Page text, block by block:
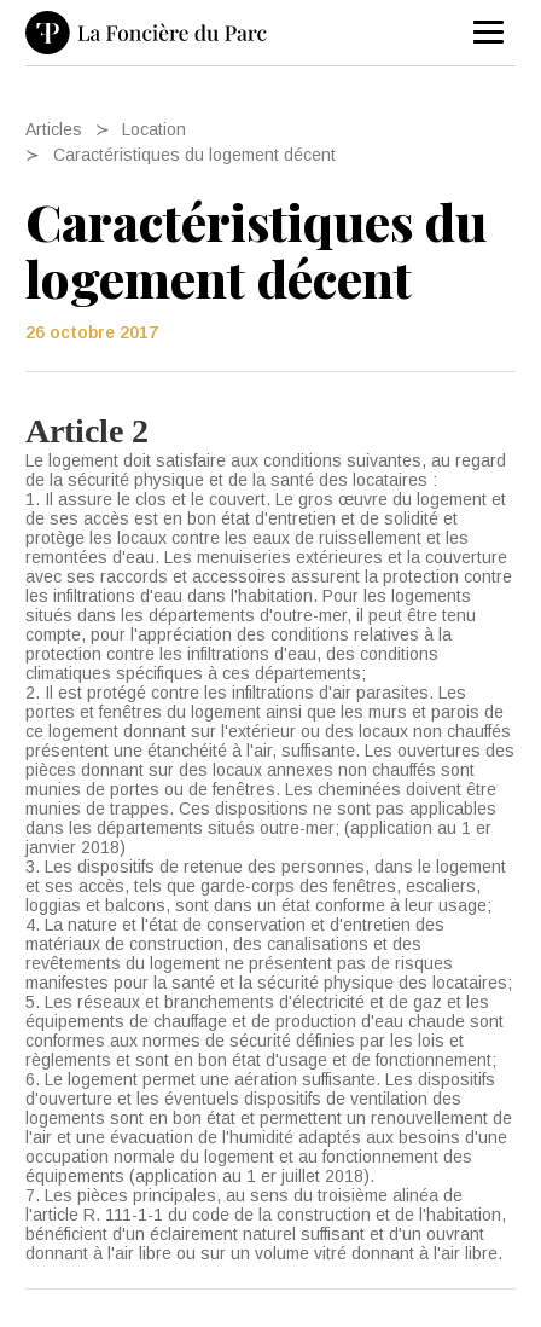
Articles
Location
Caractéristiques du logement décent
Caractéristiques du
logement décent
26 octobre 2017
Article 2
Le logement doit satisfaire aux conditions suivantes, au regard
de la sécurité physique et de la santé des locataires :
1. Il assure le clos et le couvert. Le gros œuvre du logement et
de ses accès est en bon état d'entretien et de solidité et
protège les locaux contre les eaux de ruissellement et les
remontées d'eau. Les menuiseries extérieures et la couverture
avec ses raccords et accessoires assurent la protection contre
les infiltrations d'eau dans l'habitation. Pour les logements
situés dans les départements d'outre-mer, il peut être tenu
compte, pour l'appréciation des conditions relatives à la
protection contre les infiltrations d'eau, des conditions
climatiques spécifiques à ces départements;
2. Il est protégé contre les infiltrations d'air parasites. Les
portes et fenêtres du logement ainsi que les murs et parois de
ce logement donnant sur l'extérieur ou des locaux non chauffés
présentent une étanchéité à l'air, suffisante. Les ouvertures des
pièces donnant sur des locaux annexes non chauffés sont
munies de portes ou de fenêtres. Les cheminées doivent être
munies de trappes. Ces dispositions ne sont pas applicables
dans les départements situés outre-mer; (application au 1 er
janvier 2018)
3. Les dispositifs de retenue des personnes, dans le logement
et ses accès, tels que garde-corps des fenêtres, escaliers,
loggias et balcons, sont dans un état conforme à leur usage;
4. La nature et l'état de conservation et d'entretien des
matériaux de construction, des canalisations et des
revêtements du logement ne présentent pas de risques
manifestes pour la santé et la sécurité physique des locataires;
5. Les réseaux et branchements d'électricité et de gaz et les
équipements de chauffage et de production d'eau chaude sont
conformes aux normes de sécurité définies par les lois et
règlements et sont en bon état d'usage et de fonctionnement;
6. Le logement permet une aération suffisante. Les dispositifs
d'ouverture et les éventuels dispositifs de ventilation des
logements sont en bon état et permettent un renouvellement de
l'air et une évacuation de l'humidité adaptés aux besoins d'une
occupation normale du logement et au fonctionnement des
équipements (application au 1 er juillet 2018).
7. Les pièces principales, au sens du troisième alinéa de
l'article R. 111-1-1 du code de la construction et de l'habitation,
bénéficient d'un éclairement naturel suffisant et d'un ouvrant
donnant à l'air libre ou sur un volume vitré donnant à l'air libre.